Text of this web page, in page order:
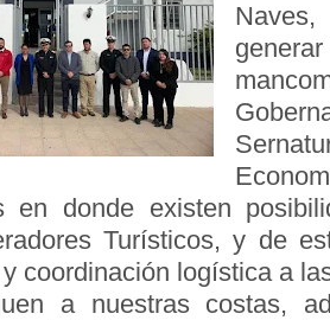
en donde existen
Turísticos, y de
coordinación logística a
a nuestras costas,